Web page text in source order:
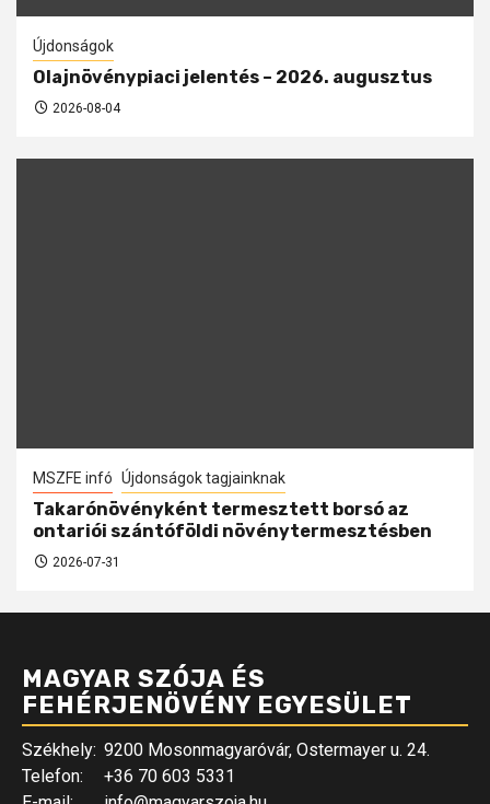
Újdonságok
Olajnövénypiaci jelentés – 2026. augusztus
2026-08-04
MSZFE infó Újdonságok tagjainknak
Takarónövényként termesztett borsó az
ontariói szántóföldi növénytermesztésben
2026-07-31
MAGYAR SZÓJA ÉS
FEHÉRJENÖVÉNY EGYESÜLET
Székhely: 9200 Mosonmagyaróvár, Ostermayer u. 24.
Telefon:
+36 70 603 5331